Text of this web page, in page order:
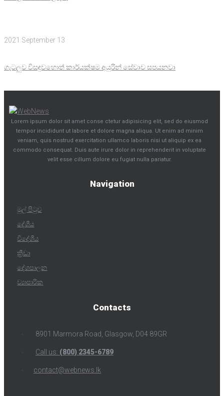
2021 September 13
ගැටලුව විසඳුවහොත් කාර්යක්ෂම අයුරින් සේවාව සපයනවා
Lorem ipsum dolor sit amet conse ctetur adipisicing elit, sed do eiusmod
tempor incididunt ut labore et dolore magna aliqua. Ut enim ad minim
veniam, quis nostrud exercitation ullamco laboris nisi ut aliquip ex ea
commodo consequat. Duis aute irure dolor in reprehenderit in voluptate
velit esse cillum dolore eu fugiat nulla pariatur.
Navigation
මුල් පිටුව
දේශීය
විදේශීය
ක්‍රීඩා
දේශපාලන
ව්‍යාපාරික
Contacts
8901 Marmora Road, Glasgow, D04 89GR
Call us: (800) 2345-6789
contact@webnews.lk